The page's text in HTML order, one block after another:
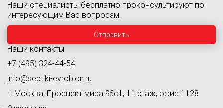
Наши специалисты бесплатно проконсультируют по
интересующим Вас вопросам.
Наши контакты
+7 (495) 324-44-54
info@septiki-evrobion.ru
г. Москва, Проспект мира 95с1, 11 этаж, офис 1128